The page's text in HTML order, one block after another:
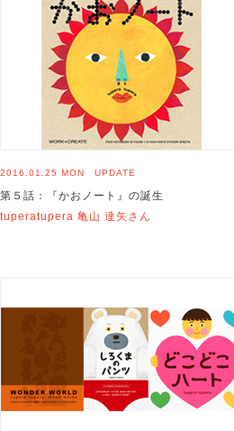
2016.01.25 MON UPDATE
第５話：『かおノート』の誕生
tuperatupera 亀山 達矢さん